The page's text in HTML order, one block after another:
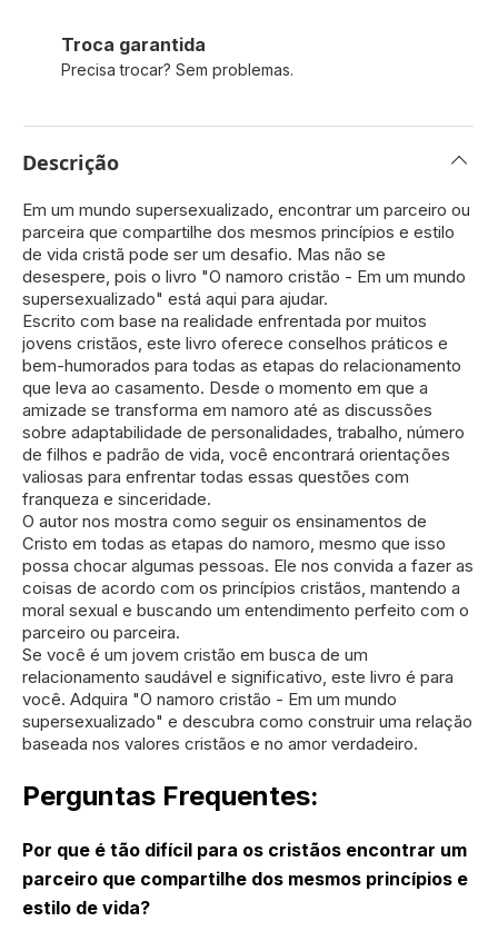
Troca garantida
Precisa trocar? Sem problemas.
Descrição
Em um mundo supersexualizado, encontrar um parceiro ou
parceira que compartilhe dos mesmos princípios e estilo
de vida cristã pode ser um desafio. Mas não se
desespere, pois o livro "O namoro cristão - Em um mundo
supersexualizado" está aqui para ajudar.
Escrito com base na realidade enfrentada por muitos
jovens cristãos, este livro oferece conselhos práticos e
bem-humorados para todas as etapas do relacionamento
que leva ao casamento. Desde o momento em que a
amizade se transforma em namoro até as discussões
sobre adaptabilidade de personalidades, trabalho, número
de filhos e padrão de vida, você encontrará orientações
valiosas para enfrentar todas essas questões com
franqueza e sinceridade.
O autor nos mostra como seguir os ensinamentos de
Cristo em todas as etapas do namoro, mesmo que isso
possa chocar algumas pessoas. Ele nos convida a fazer as
coisas de acordo com os princípios cristãos, mantendo a
moral sexual e buscando um entendimento perfeito com o
parceiro ou parceira.
Se você é um jovem cristão em busca de um
relacionamento saudável e significativo, este livro é para
você. Adquira "O namoro cristão - Em um mundo
supersexualizado" e descubra como construir uma relação
baseada nos valores cristãos e no amor verdadeiro.
Perguntas Frequentes:
Por que é tão difícil para os cristãos encontrar um
parceiro que compartilhe dos mesmos princípios e
estilo de vida?